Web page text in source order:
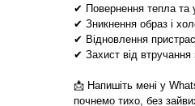
✔ Повернення тепла та
✔ Зникнення образ і
✔ Відновлення
✔ Захист від втручання
📩 Напишіть мені у
почнемо тихо, без